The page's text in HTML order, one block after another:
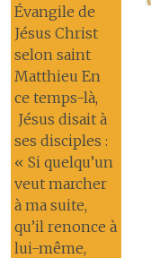
Évangile de
Jésus Christ
selon saint
Matthieu En
ce temps-là,
Jésus disait à
ses disciples :
« Si quelqu’un
veut marcher
à ma suite,
qu’il renonce à
lui-même,